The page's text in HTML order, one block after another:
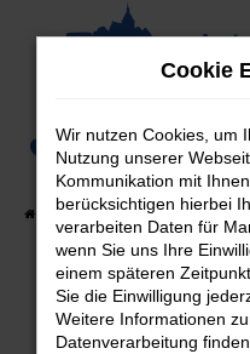
Zum
0
Startseite Fahrzeugangebote
Fehler:
Cookie
Wir nutzen Cookies, um
Nutzung unserer
Kommunikation mit
berücksichtigen hierbei
verarbeiten Daten für
wenn Sie uns Ihre
einem späteren
Sie die Einwilligung
Weitere Informationen
Datenverarbeitung